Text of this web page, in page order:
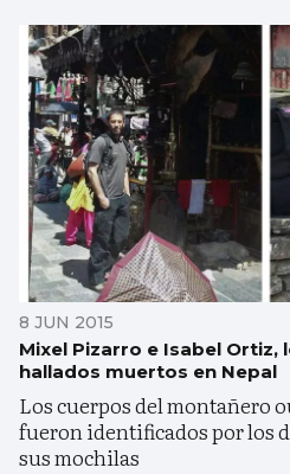
8 JUN 2015
Mixel Pizarro e Isabel Ortiz,
hallados muertos en Nepal
Los cuerpos del montañero
fueron identificados por los
sus mochilas